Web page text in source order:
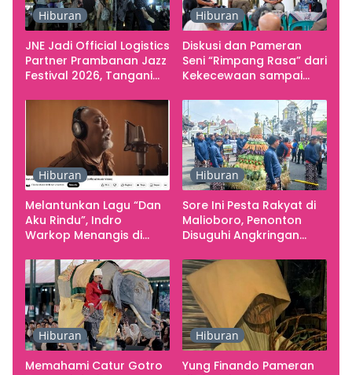
Hiburan
JNE Jadi Official Logistics
Partner Prambanan Jazz
Festival 2026, Tangani
Kebutuhan Konser
Hiburan
Diskusi dan Pameran
Seni “Rimpang Rasa” dari
Kekecewaan sampai
Yogyakarta sebagai
Pusat Pergerakan Seni
Rupa Indonesia
Hiburan
Melantunkan Lagu “Dan
Aku Rindu”, Indro
Warkop Menangis di
Hiburan
Sore Ini Pesta Rakyat di
Malioboro, Penonton
Disuguhi Angkringan
Hiburan
Memahami Catur Gotro
Hiburan
Yung Finando Pameran